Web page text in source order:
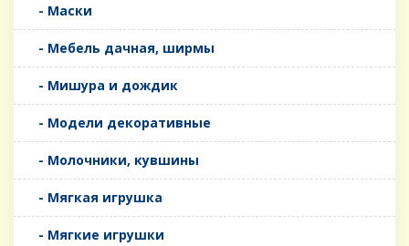
- Маски
- Мебель дачная, ширмы
- Мишура и дождик
- Модели декоративные
- Молочники, кувшины
- Мягкая игрушка
- Мягкие игрушки